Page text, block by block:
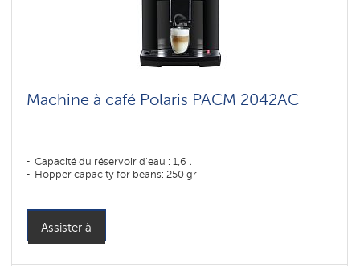
Machine à café Polaris PACM 2042AC
Capacité du réservoir d'eau : 1,6 l
Hopper capacity for beans: 250 gr
Assister à